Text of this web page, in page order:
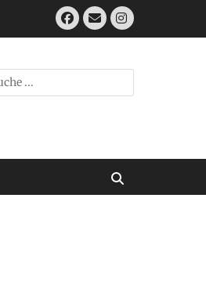
Facebook
E-
Mail
Instagram